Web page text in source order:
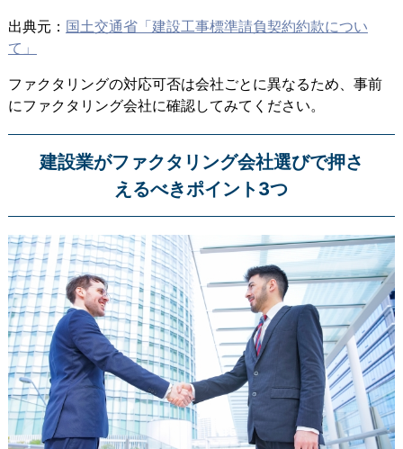
出典元： 国土交通省「建設工事標準請負契約約款につい
て」
ファクタリングの対応可否は会社ごとに異なるため、事前
にファクタリング会社に確認してみてください。
建設業がファクタリング会社選びで押さ
えるべきポイント3つ